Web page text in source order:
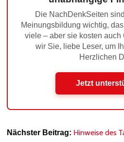
Die NachDenkSeiten
Meinungsbildung wichtig,
viele – aber sie kosten auch
wir Sie, liebe Leser, um
Herzlichen
Jetzt
Nächster Beitrag: Hinweise des